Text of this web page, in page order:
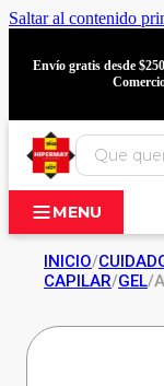
Saltar al contenido
Envío gratis desde
MENU
INICIO/
CAPILAR/GEL/